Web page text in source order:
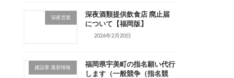
深夜営業
深夜酒類提供飲食店 廃止届
について【福岡版】
2026年2月20日
建設業 最新情報
福岡県宇美町の指名願い代行
します（一般競争（指名競